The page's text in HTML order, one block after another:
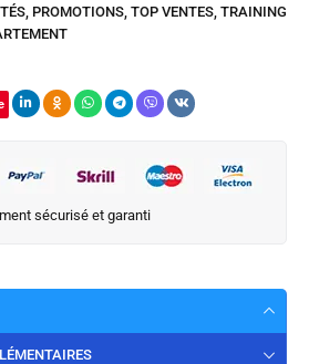
PROMOTIONS TOP VENTES TRAINING
sécurisé et garanti